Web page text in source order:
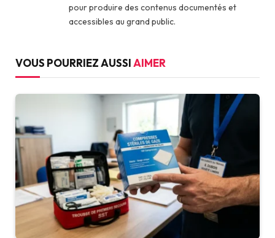
pour produire des contenus documentés et
accessibles au grand public.
VOUS POURRIEZ AUSSIAIMER